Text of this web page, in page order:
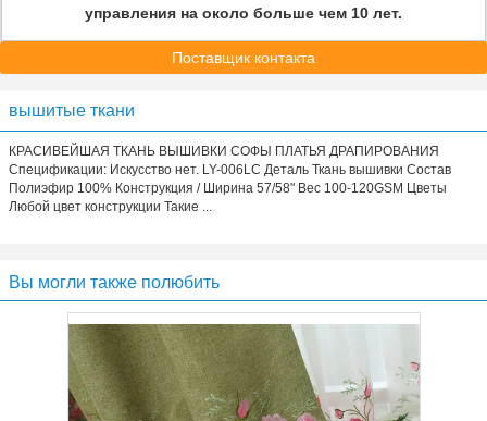
управления на около больше чем 10 лет.
Поставщик контакта
вышитые ткани
КРАСИВЕЙШАЯ ТКАНЬ ВЫШИВКИ СОФЫ ПЛАТЬЯ ДРАПИРОВАНИЯ
Спецификации: Искусство нет. LY-006LC Деталь Ткань вышивки Состав
Полиэфир 100% Конструкция / Ширина 57/58" Вес 100-120GSM Цветы
Любой цвет конструкции Такие ...
Вы могли также полюбить